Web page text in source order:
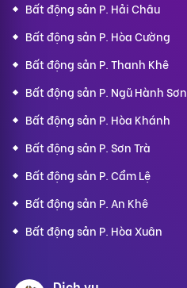
Bất động sản P. Hải Châu
Bất động sản P. Hòa Cường
Bất động sản P. Thanh Khê
Bất động sản P. Ngũ Hành Sơn
Bất động sản P. Hòa Khánh
Bất động sản P. Sơn Trà
Bất động sản P. Cẩm Lệ
Bất động sản P. An Khê
Bất động sản P. Hòa Xuân